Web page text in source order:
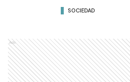
SOCIEDAD
Ads